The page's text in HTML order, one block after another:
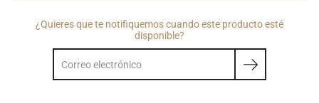
¿Quieres que te notifiquemos cuando este producto esté
disponible?